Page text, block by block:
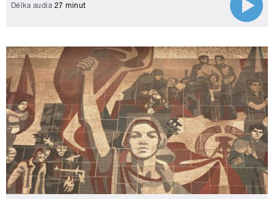
Délka audia 27 minut